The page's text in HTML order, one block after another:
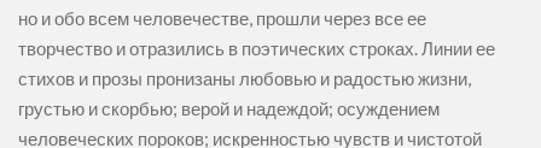
но и обо всем человечестве, прошли через все ее
творчество и отразились в поэтических строках. Линии ее
стихов и прозы пронизаны любовью и радостью жизни,
грустью и скорбью; верой и надеждой; осуждением
человеческих пороков; искренностью чувств и чистотой